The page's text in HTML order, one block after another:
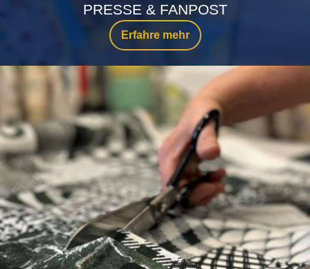
Erfahre mehr
PRESSE & FANPOST